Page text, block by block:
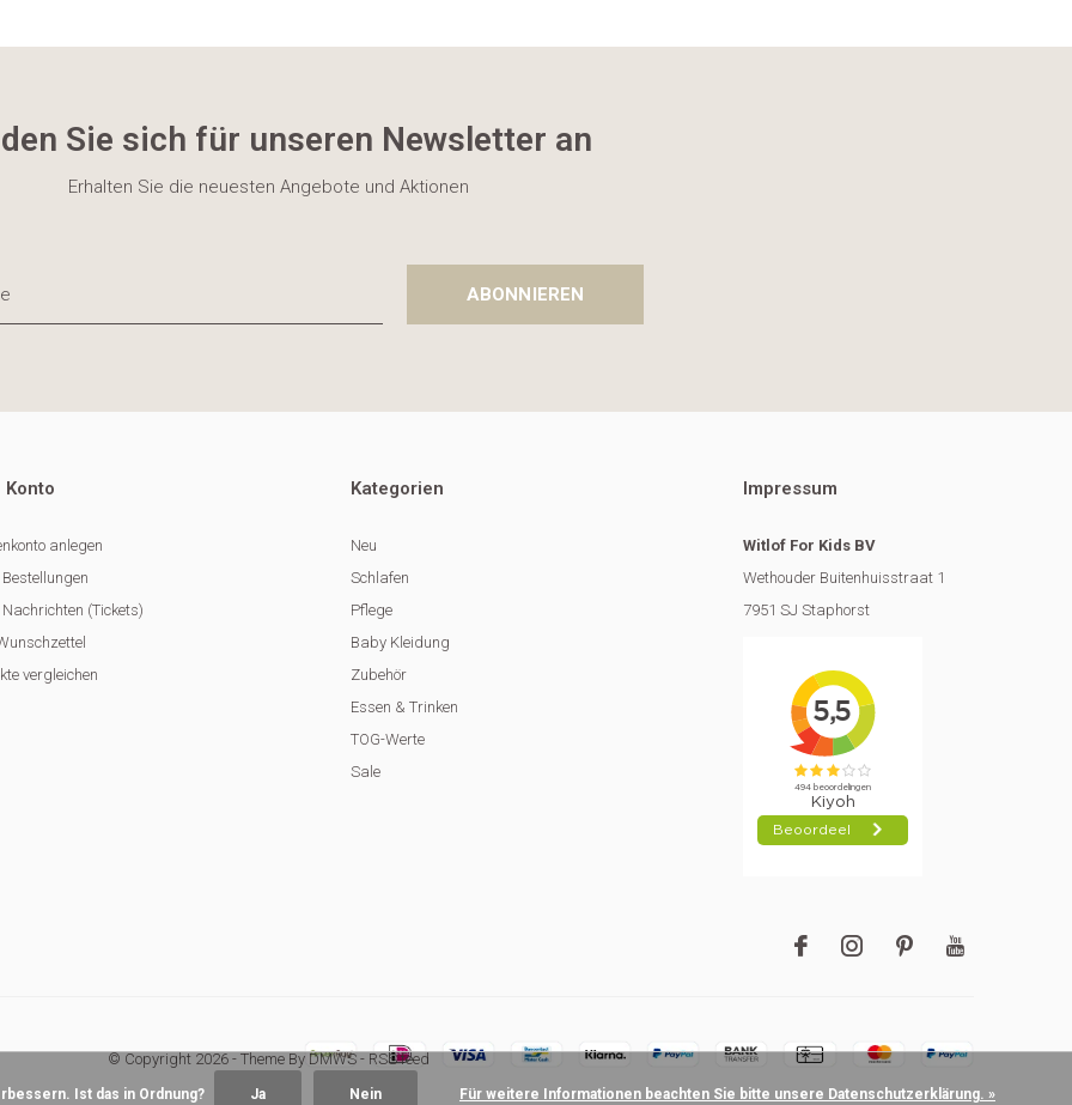
Sie sich für unseren Newsletter an
Erhalten Sie die neuesten Angebote und Aktionen
ABONNIEREN
Konto
anlegen
(Tickets)
vergleichen
Kategorien
Neu
Schlafen
Pflege
Baby Kleidung
Zubehör
Essen & Trinken
TOG-Werte
Sale
Impressum
Witlof For Kids BV
Wethouder Buitenhuisstraat 1
7951 SJ Staphorst
© Copyright 2026- Theme By DMWS- RSS feed
Ist das in Ordnung? Ja Nein Für weitere Informationen beachten Sie bitte unsere Datenschutzerklärung. »